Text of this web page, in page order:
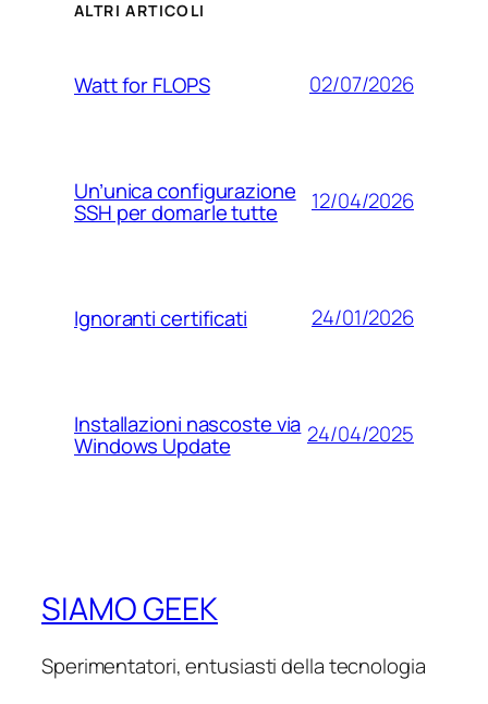
ALTRI ARTICOLI
Watt for FLOPS 02/07/2026
Un’unica configurazione
SSH per domarle tutte 12/04/2026
Ignoranti certificati 24/01/2026
Installazioni nascoste via
Windows Update 24/04/2025
SIAMO GEEK
Sperimentatori, entusiasti della tecnologia